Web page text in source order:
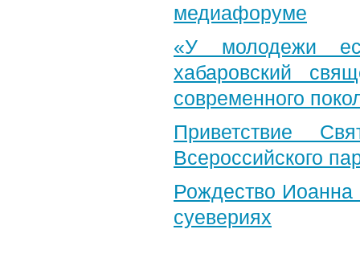
медиафоруме
«У молодежи
хабаровский
современного
Приветствие
Всероссийского
Рождество Иоанна
суевериях